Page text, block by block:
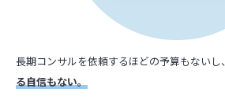
長期コンサルを依頼するほどの予算もないし、
る自信もない。